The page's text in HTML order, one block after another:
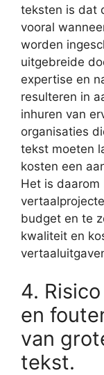
teksten is dat
vooral
worden
uitgebreide
expertise en
resulteren in
inhuren van
organisaties
tekst moeten
kosten een
Het is daarom
budget en te
kwaliteit en
4.
en
van
tekst.